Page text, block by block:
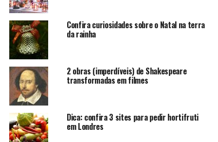
A loja traz tecidos de alto padrão, incluindo a
tradicional seda chinesa. Para se ter ideia quanto a
valores, para obter o metro do produto, há opções que
custam no mínimo £ 43.96 (mais de R$ 242), o metro.
Mais informações
Confira curiosidades sobre o Natal na terra
da rainha
2 obras (imperdíveis) de Shakespeare
transformadas em filmes
Dica: confira 3 sites para pedir hortifruti
em Londres